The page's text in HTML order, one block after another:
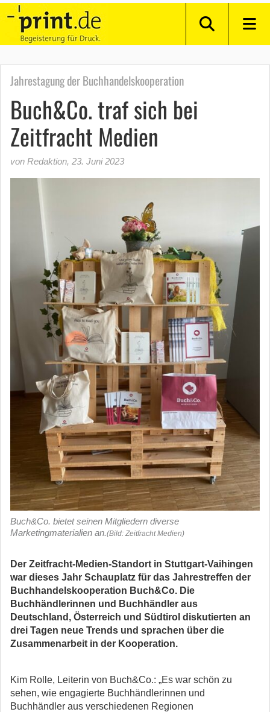
Jahrestagung der Buchhandelskooperation
Buch&Co. traf sich bei
Zeitfracht Medien
von Redaktion, 23. Juni 2023
Buch&Co. bietet seinen Mitgliedern diverse
Marketingmaterialien an.(Bild: Zeitfracht Medien)
Der Zeitfracht-Medien-Standort in Stuttgart-Vaihingen
war dieses Jahr Schauplatz für das Jahrestreffen der
Buchhandelskooperation Buch&Co. Die
Buchhändlerinnen und Buchhändler aus
Deutschland, Österreich und Südtirol diskutierten an
drei Tagen neue Trends und sprachen über die
Zusammenarbeit in der Kooperation.
Kim Rolle, Leiterin von Buch&Co.: „Es war schön zu
sehen, wie engagierte Buchhändlerinnen und
Buchhändler aus verschiedenen Regionen